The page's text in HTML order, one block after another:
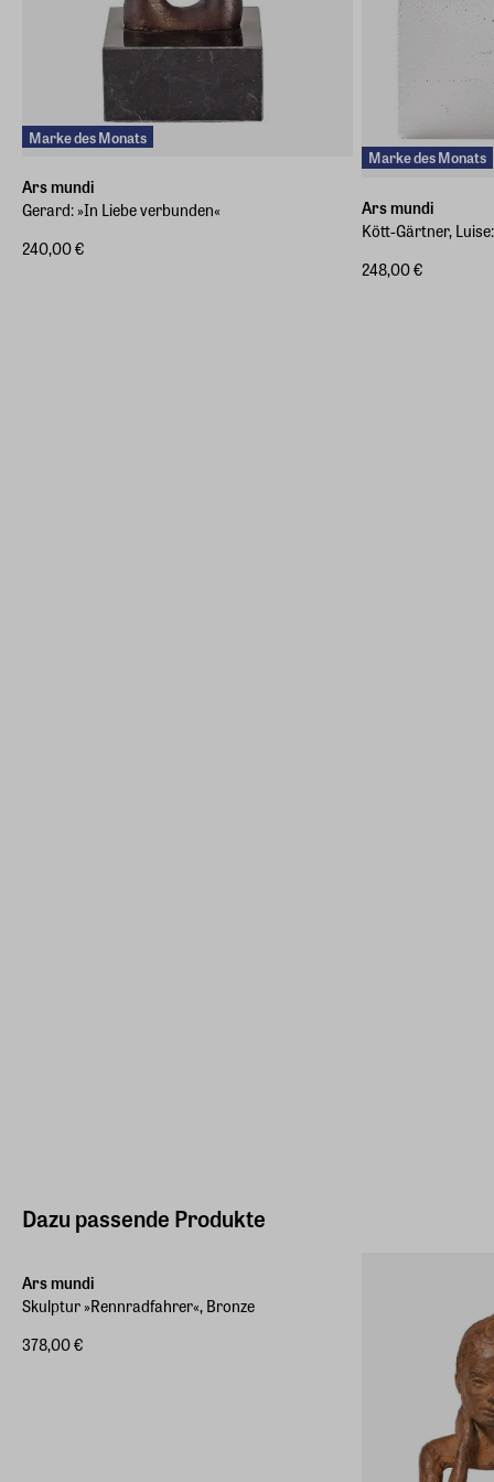
Marke des Monats
Ars mundi
Gerard: »In Liebe verbunden«
240,00 €
Marke des Monats
Ars mundi
Kött-Gärtner,
248,00 €
Dazu passende Produkte
Marke des Monats
Ars mundi
Skulptur »Rennradfahrer«, Bronze
378,00 €